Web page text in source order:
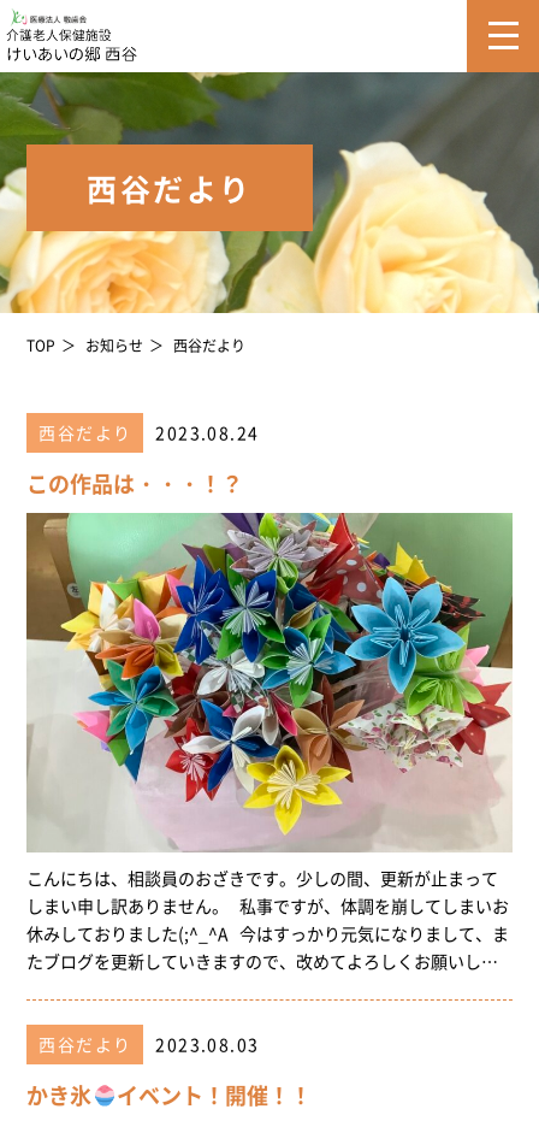
西谷だより
TOP お知らせ 西谷だより
西谷だより 2023.08.24
この作品は・・・！？
こんにちは、相談員のおざきです。少しの間、更新が止まって
しまい申し訳ありません。 私事ですが、体調を崩してしまいお
休みしておりました(;^_^A 今はすっかり元気になりまして、ま
たブログを更新していきますので、改めてよろしくお願いし…
西谷だより 2023.08.03
かき氷 イベント！開催！！